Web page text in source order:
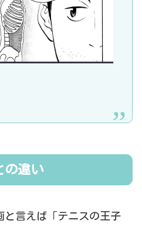
の違い
と言えば「テニスの王子